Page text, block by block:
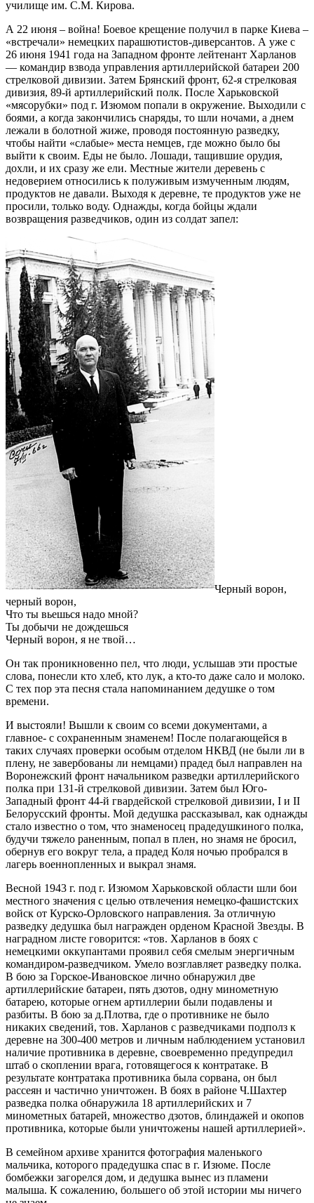
училище им. С.М. Кирова.
А 22 июня – война! Боевое крещение получил в парке Киева –
«встречали» немецких парашютистов-диверсантов. А уже с
26 июня 1941 года на Западном фронте лейтенант Харланов
— командир взвода управления артиллерийской батареи 200
стрелковой дивизии. Затем Брянский фронт, 62-я стрелковая
дивизия, 89-й артиллерийский полк. После Харьковской
«мясорубки» под г. Изюмом попали в окружение. Выходили с
боями, а когда закончились снаряды, то шли ночами, а днем
лежали в болотной жиже, проводя постоянную разведку,
чтобы найти «слабые» места немцев, где можно было бы
выйти к своим. Еды не было. Лошади, тащившие орудия,
дохли, и их сразу же ели. Местные жители деревень с
недоверием относились к полуживым измученным людям,
продуктов не давали. Выходя к деревне, те продуктов уже не
просили, только воду. Однажды, когда бойцы ждали
возвращения разведчиков, один из солдат запел:
Черный ворон,
черный ворон,
Что ты вьешься надо мной?
Ты добычи не дождешься
Черный ворон, я не твой…
Он так проникновенно пел, что люди, услышав эти простые
слова, понесли кто хлеб, кто лук, а кто-то даже сало и молоко.
С тех пор эта песня стала напоминанием дедушке о том
времени.
И выстояли! Вышли к своим со всеми документами, а
главное- с сохраненным знаменем! После полагающейся в
таких случаях проверки особым отделом НКВД (не были ли в
плену, не завербованы ли немцами) прадед был направлен на
Воронежский фронт начальником разведки артиллерийского
полка при 131-й стрелковой дивизии. Затем был Юго-
Западный фронт 44-й гвардейской стрелковой дивизии, I и II
Белорусский фронты. Мой дедушка рассказывал, как однажды
стало известно о том, что знаменосец прадедушкиного полка,
будучи тяжело раненным, попал в плен, но знамя не бросил,
обернув его вокруг тела, а прадед Коля ночью пробрался в
лагерь военнопленных и выкрал знамя.
Весной 1943 г. под г. Изюмом Харьковской области шли бои
местного значения с целью отвлечения немецко-фашистских
войск от Курско-Орловского направления. За отличную
разведку дедушка был награжден орденом Красной Звезды. В
наградном листе говорится: «тов. Харланов в боях с
немецкими оккупантами проявил себя смелым энергичным
командиром-разведчиком. Умело возглавляет разведку полка.
В бою за Горское-Ивановское лично обнаружил две
артиллерийские батареи, пять дзотов, одну минометную
батарею, которые огнем артиллерии были подавлены и
разбиты. В бою за д.Плотва, где о противнике не было
никаких сведений, тов. Харланов с разведчиками подполз к
деревне на 300-400 метров и личным наблюдением установил
наличие противника в деревне, своевременно предупредил
штаб о скоплении врага, готовящегося к контратаке. В
результате контратака противника была сорвана, он был
рассеян и частично уничтожен. В боях в районе Ч.Шахтер
разведка полка обнаружила 18 артиллерийских и 7
минометных батарей, множество дзотов, блиндажей и окопов
противника, которые были уничтожены нашей артиллерией».
В семейном архиве хранится фотография маленького
мальчика, которого прадедушка спас в г. Изюме. После
бомбежки загорелся дом, и дедушка вынес из пламени
малыша. К сожалению, большего об этой истории мы ничего